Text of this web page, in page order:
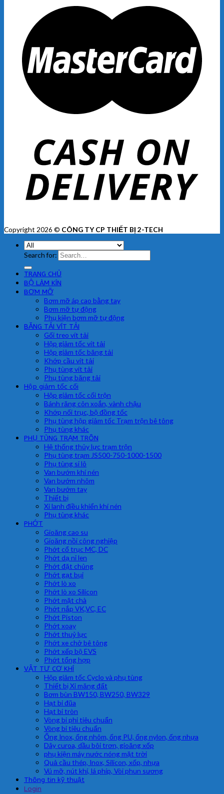
Copyright 2026 © CÔNG TY CP THIẾT BỊ 2-TECH
Search for:
TRANG CHỦ
BỘ LÀM KÍN
BƠM MỠ
Bơm mỡ áp cao bằng tay
Bơm mỡ tự động
Phụ kiện bơm mỡ tự động
BĂNG TẢI VÍT TẢI
Gối treo vít tải
Hộp giảm tốc vít tải
Hộp giảm tốc băng tải
Khớp cầu vít tải
Phụ tùng vít tải
Phụ tùng băng tải
Hộp giảm tốc cối
Hộp giảm tốc cối trộn
Bánh răng côn xoắn, vành chậu
Khớp nối trục, bộ đồng tốc
Phụ tùng hộp giảm tốc Trạm trộn bê tông
Phụ tùng khác
PHỤ TÙNG TRẠM TRÔN
Hệ thống thủy lực trạm trộn
Phụ tùng trạm JS500-750-1000-1500
Phụ tùng si lô
Van bướm khí nén
Van bướm nhôm
Van bướm tay
Thiết bị
Xi lanh điều khiển khí nén
Phụ tùng khác
PHỚT
Gioăng cao su
Gioăng nồi công nghiệp
Phớt cổ trục MC, DC
Phớt dạ nỉ len
Phớt đặt chủng
Phớt gạt bụi
Phớt lò xo
Phớt lò xo Silicon
Phớt mặt chà
Phớt nắp VK,VC, EC
Phớt Piston
Phớt xoay
Phớt thuỷ lực
Phớt xe chở bê tông
Phớt xếp bộ EVS
Phớt tổng hợp
VẬT TƯ CƠ KHÍ
Hộp giảm tốc Cyclo và phụ tùng
Thiết bị Xi măng đất
Bơm bùn BW150, BW250, BW329
Hạt bi đũa
Hạt bi tròn
Vòng bi phi tiêu chuẩn
Vòng bi tiêu chuẩn
Ống Inox, ống nhôm, ống PU, ống nylon, ống nhựa
Dây curoa, dầu bôi trơn, gioăng xốp
phụ kiện máy nước nóng mặt trời
Quả cầu thép, Inox, Silicon, xốp, nhựa
Vú mỡ, nút khí, lá phíp, Vòi phun sương
Thông tin kỹ thuật
Login